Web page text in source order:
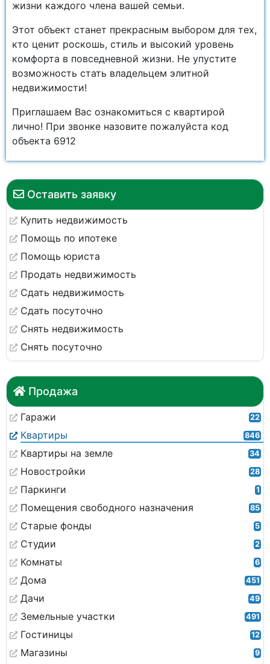
Оставить заявку
Купить недвижимость
Помощь по ипотеке
Помощь юриста
Продать недвижимость
Сдать недвижимость
Сдать посуточно
Снять недвижимость
Снять посуточно
Продажа
Гаражи 22
Квартиры 846
Квартиры на земле 34
Новостройки 28
Паркинги 1
Помещения свободного назначения 85
Старые фонды 5
Студии 2
Комнаты 6
Дома 451
Дачи 49
Земельные участки 491
Гостиницы 12
Магазины 9
жизни каждого члена вашей семьи.
Этот объект станет прекрасным выбором для тех,
кто ценит роскошь, стиль и высокий уровень
комфорта в повседневной жизни. Не упустите
возможность стать владельцем элитной
недвижимости!
Приглашаем Вас ознакомиться с квартирой
лично! При звонке назовите пожалуйста код
объекта 6912